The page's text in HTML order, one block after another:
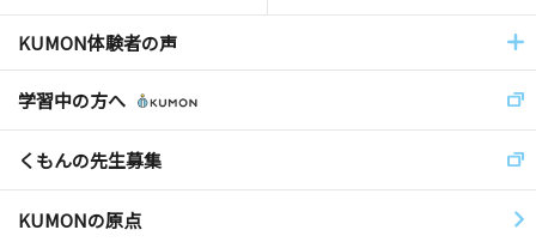
KUMON体験者の声
学習中の方へ
くもんの先生募集
KUMONの原点